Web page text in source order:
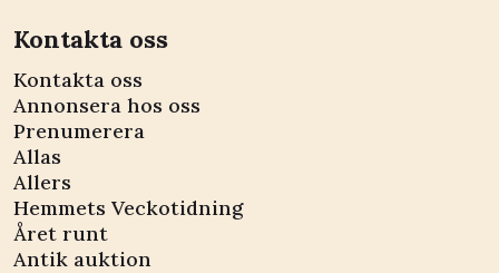
Kontakta oss
Kontakta oss
Annonsera hos oss
Prenumerera
Allas
Allers
Hemmets Veckotidning
Året runt
Antik auktion